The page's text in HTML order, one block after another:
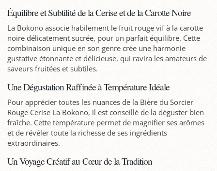
Équilibre et Subtilité de la Cerise et de la Carotte Noire
La Bokono associe habilement le fruit rouge vif à la carotte
noire délicatement sucrée, pour un parfait équilibre. Cette
combinaison unique en son genre crée une harmonie
gustative étonnante et délicieuse, qui ravira les amateurs de
saveurs fruitées et subtiles.
Une Dégustation Raffinée à Température Idéale
Pour apprécier toutes les nuances de la Bière du Sorcier
Rouge Cerise La Bokono, il est conseillé de la déguster bien
fraîche. Cette température permet de magnifier ses arômes
et de révéler toute la richesse de ses ingrédients
extraordinaires.
Un Voyage Créatif au Cœur de la Tradition